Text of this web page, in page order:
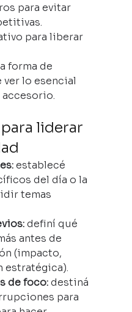
para evitar
para liberar
forma de
lo esencial
liderar
establecé
del día o la
temas
definí qué
antes de
(impacto,
estratégica).
de foco: destiná
para